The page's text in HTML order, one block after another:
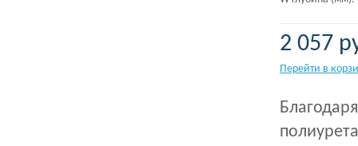
2 057
Перейти в